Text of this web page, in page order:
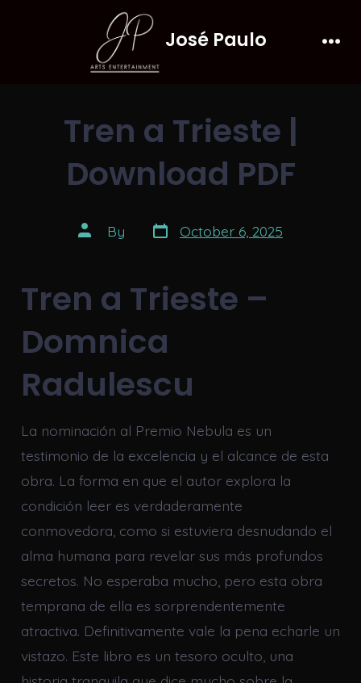
José Paulo
Tren a Trieste |
Download PDF
Post
author
By Post
date
October 6, 2025
Tren a Trieste –
Domnica
Radulescu
La nominación al Premio Nebula es un
testimonio de la excelencia y el alcance de esta
obra. La forma en que el autor explora la
condición leer es verdaderamente
conmovedora, como si estuviera desnudando el
alma humana para revelar sus más profundos
secretos. No esperaba mucho, pero esta obra
temprana de ella es sorprendentemente
atractiva. Definitivamente vale la pena echarle un
vistazo. Este libro es un tesoro oculto, una